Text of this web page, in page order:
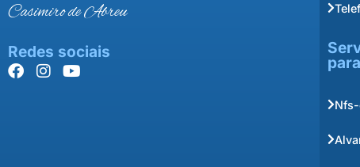
Casimiro de Abreu
Redes sociais